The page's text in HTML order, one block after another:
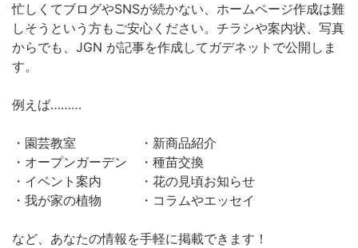
忙しくてブログやSNSが続かない、ホームページ作成は難
しそうという方もご安心ください。チラシや案内状、写真
からでも、JGN が記事を作成してガデネットで公開しま
す。
例えば………
・園芸教室 ・新商品紹介
・オープンガーデン ・種苗交換
・イベント案内 ・花の見頃お知らせ
・我が家の植物 ・コラムやエッセイ
など、あなたの情報を手軽に掲載できます！